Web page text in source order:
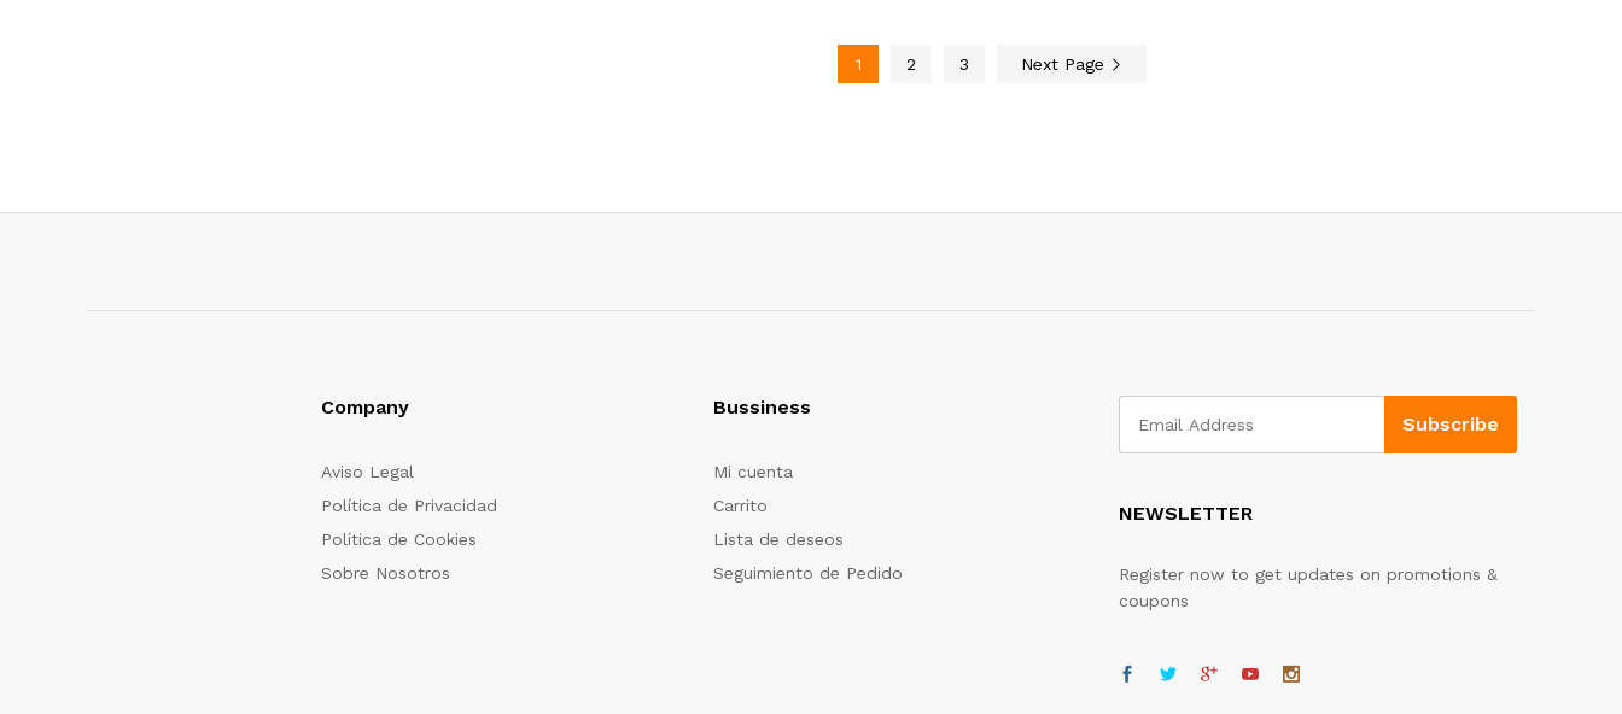
1 2 3 Next Page
Company
Aviso Legal
Política de Privacidad
Política de Cookies
Sobre Nosotros
Bussiness
Mi cuenta
Carrito
Lista de deseos
Seguimiento de Pedido
NEWSLETTER
Register now to get updates on promotions &
coupons